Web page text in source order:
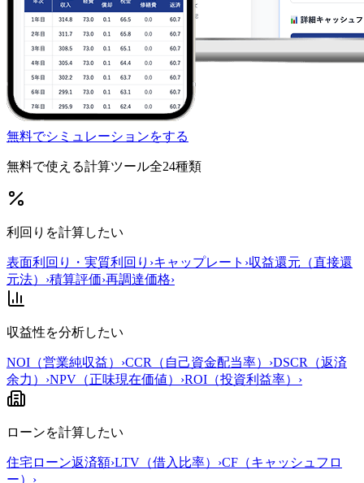
無料でシミュレーションをする
無料で使える計算ツール全24種類
利回りを計算したい
表面利回り・実質利回り ›キャップレート ›収益還元（直接還
元法） ›積算評価›再調達価格›
収益性を分析したい
NOI（営業純収益） ›CCR（自己資金配当率） ›DSCR（返済
余力） ›NPV（正味現在価値） ›ROI（投資利益率） ›
ローンを計算したい
住宅ローン返済額›LTV（借入比率） ›CF（キャッシュフロ
ー） ›